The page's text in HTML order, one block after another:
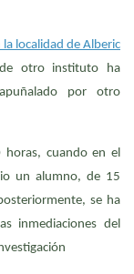
la localidad de Alberic
otro instituto ha
por otro
horas, cuando en el
un alumno, de 15
se ha
inmediaciones del